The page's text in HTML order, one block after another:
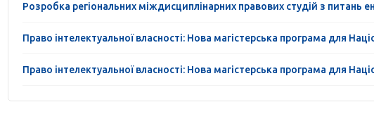
Розробка регіональних міждисциплінарних правових студій з
Право інтелектуальної власності: Нова магістерська програма для
Право інтелектуальної власності: Нова магістерська програма для